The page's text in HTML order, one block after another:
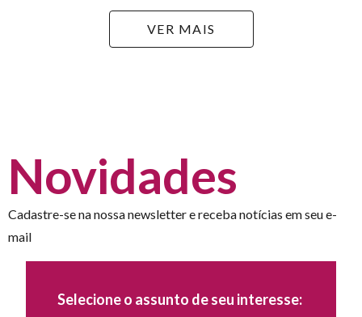
VER MAIS
Novidades
Cadastre-se na nossa newsletter e receba notícias em seu e-
mail
Selecione o assunto de seu interesse: